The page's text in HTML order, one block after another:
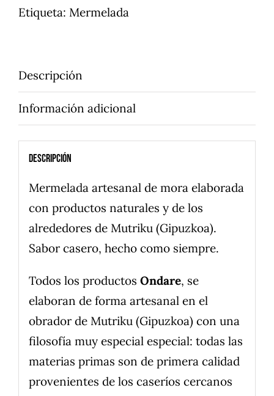
Etiqueta: Mermelada
Descripción
Información adicional
Descripción
Mermelada artesanal de mora elaborada
con productos naturales y de los
alrededores de Mutriku (Gipuzkoa).
Sabor casero, hecho como siempre.
Todos los productos Ondare, se
elaboran de forma artesanal en el
obrador de Mutriku (Gipuzkoa) con una
filosofía muy especial especial: todas las
materias primas son de primera calidad
provenientes de los caseríos cercanos